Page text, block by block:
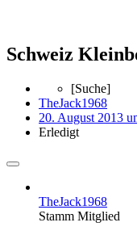
Schweiz
[Suche]
TheJack1968
20. August 2013
Erledigt
TheJack1968
Stamm Mitglied